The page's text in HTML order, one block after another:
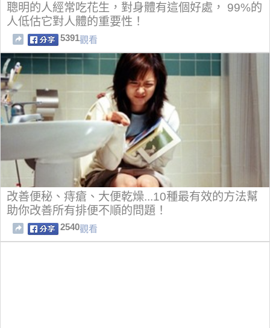
聰明的人經常吃花生，對身體有這個好處， 99%的
人低估它對人體的重要性！
5391觀看
改善便秘、痔瘡、大便乾燥...10種最有效的方法幫
助你改善所有排便不順的問題！
2540觀看